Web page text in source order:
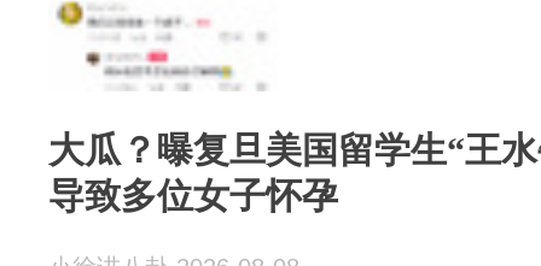
大瓜？曝复旦美国留学生“王
导致多位女子怀孕